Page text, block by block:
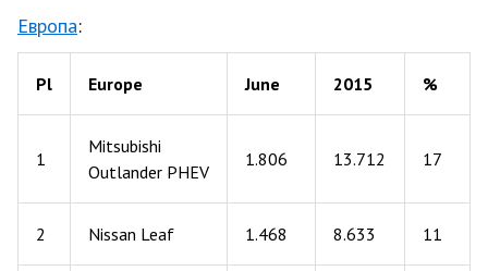
Европа:
Pl Europe June 2015 %
1
Mitsubishi
Outlander PHEV
1.806 13.712 17
2 Nissan Leaf 1.468 8.633 11